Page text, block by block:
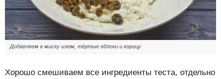
Добавляем в миску изюм, тёртые яблоки и корицу
Хорошо смешиваем все ингредиенты теста, отдельно